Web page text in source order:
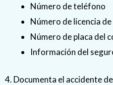
Número de teléfono
Número de licencia
Número de placa del
Información del
4. Documenta el accidente